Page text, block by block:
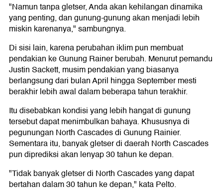
"Namun tanpa gletser, Anda akan kehilangan dinamika
yang penting, dan gunung-gunung akan menjadi lebih
miskin karenanya," sambungnya.
Di sisi lain, karena perubahan iklim pun membuat
pendakian ke Gunung Rainer berubah. Menurut pemandu
Justin Sackett, musim pendakian yang biasanya
berlangsung dari bulan April hingga September mesti
berakhir lebih awal dalam beberapa tahun terakhir.
Itu disebabkan kondisi yang lebih hangat di gunung
tersebut dapat menimbulkan bahaya. Khususnya di
pegunungan North Cascades di Gunung Rainier.
Sementara itu, banyak gletser di daerah North Cascades
pun diprediksi akan lenyap 30 tahun ke depan.
"Tidak banyak gletser di North Cascades yang dapat
bertahan dalam 30 tahun ke depan," kata Pelto.